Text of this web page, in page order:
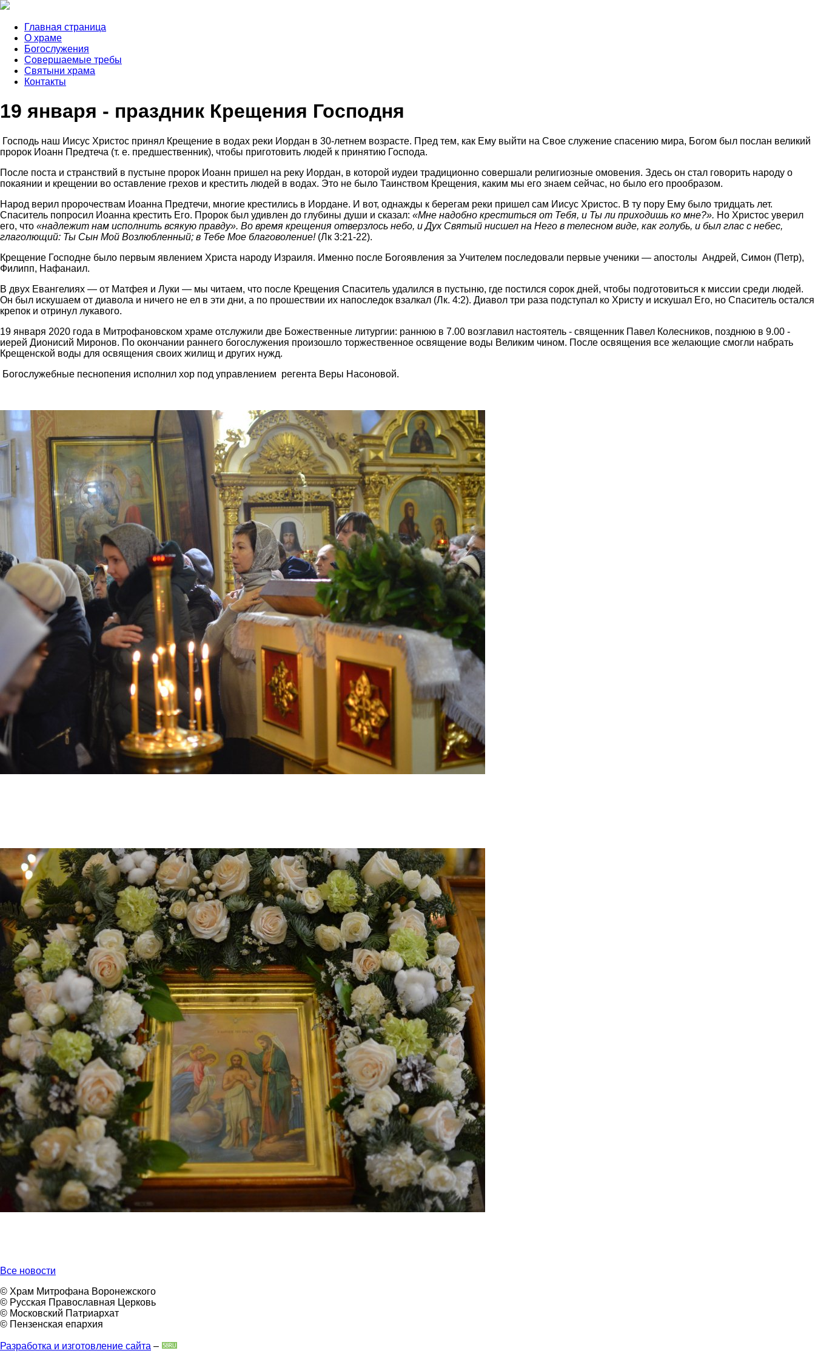
Главная страница
О храме
Богослужения
Совершаемые требы
Святыни храма
Контакты
19 января - праздник Крещения Господня
Господь наш Иисус Христос принял Крещение в водах реки Иордан в 30-летнем возрасте. Пред тем, как Ему выйти на Свое служение спасению мира, Богом был послан великий
пророк Иоанн Предтеча (т. е. предшественник), чтобы приготовить людей к принятию Господа.
После поста и странствий в пустыне пророк Иоанн пришел на реку Иордан, в которой иудеи традиционно совершали религиозные омовения. Здесь он стал говорить народу о
покаянии и крещении во оставление грехов и крестить людей в водах. Это не было Таинством Крещения, каким мы его знаем сейчас, но было его прообразом.
Народ верил пророчествам Иоанна Предтечи, многие крестились в Иордане. И вот, однажды к берегам реки пришел сам Иисус Христос. В ту пору Ему было тридцать лет.
Спаситель попросил Иоанна крестить Его. Пророк был удивлен до глубины души и сказал: «Мне надобно креститься от Тебя, и Ты ли приходишь ко мне?». Но Христос уверил
его, что «надлежит нам исполнить всякую правду». Во время крещения отверзлось небо, и Дух Святый нисшел на Него в телесном виде, как голубь, и был глас с небес,
глаголющий: Ты Сын Мой Возлюбленный; в Тебе Мое благоволение! (Лк 3:21-22).
Крещение Господне было первым явлением Христа народу Израиля. Именно после Богоявления за Учителем последовали первые ученики — апостолы Андрей, Симон (Петр),
Филипп, Нафанаил.
В двух Евангелиях — от Матфея и Луки — мы читаем, что после Крещения Спаситель удалился в пустыню, где постился сорок дней, чтобы подготовиться к миссии среди людей.
Он был искушаем от диавола и ничего не ел в эти дни, а по прошествии их напоследок взалкал (Лк. 4:2). Диавол три раза подступал ко Христу и искушал Его, но Спаситель остался
крепок и отринул лукавого.
19 января 2020 года в Митрофановском храме отслужили две Божественные литургии: раннюю в 7.00 возглавил настоятель - священник Павел Колесников, позднюю в 9.00 -
иерей Дионисий Миронов. По окончании раннего богослужения произошло торжественное освящение воды Великим чином. После освящения все желающие смогли набрать
Крещенской воды для освящения своих жилищ и других нужд.
Богослужебные песнопения исполнил хор под управлением регента Веры Насоновой.
Все новости
© Храм Митрофана Воронежского
© Русская Православная Церковь
© Московский Патриархат
© Пензенская епархия
Разработка и изготовление сайта –